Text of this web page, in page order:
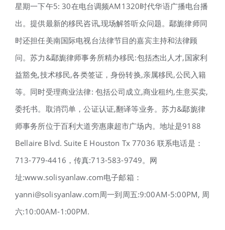
星期一下午5: 30在电台调频AM1320时代华语广播电台播
出。提供最新的移民咨讯,现场解答听众问题。鄢旎律师同
时还担任美南国际电视台法律节目的嘉宾主持和法律顾
问。苏力&鄢旎律师事务所精办移民:包括杰出人才,国家利
益豁免,技术移民,各类签证，身份转换,亲属移民,公民入籍
等。同时受理商业法律: 包括公司成立,商业租约,生意买卖,
委托书。取消罚单，公证认证,翻译等业务。苏力&鄢旎律
师事务所位于百利大道旁惠康超市广场内。地址是9188
Bellaire Blvd. Suite E Houston Tx 77036 联系电话是：
713-779-4416，传真:713-583-9749。网
址:www.solisyanlaw.com电子邮箱：
yanni@solisyanlaw.com周一到周五:9:00AM-5:00PM, 周
六:10:00AM-1:00PM.